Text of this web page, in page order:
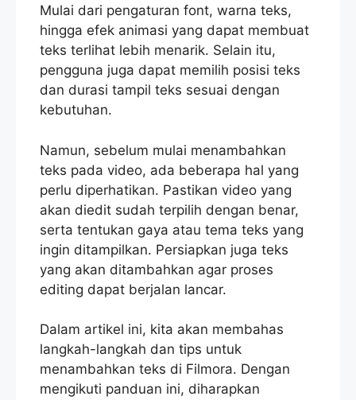
Mulai dari pengaturan font, warna teks,
hingga efek animasi yang dapat membuat
teks terlihat lebih menarik. Selain itu,
pengguna juga dapat memilih posisi teks
dan durasi tampil teks sesuai dengan
kebutuhan.
Namun, sebelum mulai menambahkan
teks pada video, ada beberapa hal yang
perlu diperhatikan. Pastikan video yang
akan diedit sudah terpilih dengan benar,
serta tentukan gaya atau tema teks yang
ingin ditampilkan. Persiapkan juga teks
yang akan ditambahkan agar proses
editing dapat berjalan lancar.
Dalam artikel ini, kita akan membahas
langkah-langkah dan tips untuk
menambahkan teks di Filmora. Dengan
mengikuti panduan ini, diharapkan